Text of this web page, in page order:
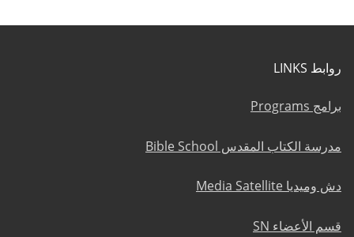
روابط LINKS
برامج Programs
مدرسة الكتاب المقدس Bible School
دش وميديا Media Satellite
قسم الأعضاء SN